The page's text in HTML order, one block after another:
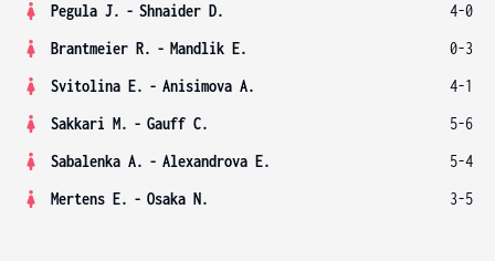
Pegula J. - Shnaider D.
4-0
Brantmeier R. - Mandlik E.
0-3
Svitolina E. - Anisimova A.
4-1
Sakkari M. - Gauff C.
5-6
Sabalenka A. - Alexandrova E.
5-4
Mertens E. - Osaka N. 3-5